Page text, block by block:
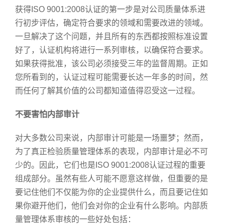
获得ISO 9001:2008认证的第一步是对公司质量体系进
行初步评估，确定符合要求的领域和需要改进的领域。
一旦解决了这个问题，并且所有的东西都按照标准设置
好了，认证机构将进行一系列审核，以确保符合要求。
如果获得批准，该公司必须接受三年的监督周期。正如
您所看到的，认证过程可能需要长达一年多的时间，然
而任何了解其价值的公司都知道值得忍受这一过程。
不要害怕内部审计
对大多数公司来说，内部审计可能是一场噩梦；然而，
为了真正检验质量管理体系的表现，内部审计是必不可
少的。因此，它们也是ISO 9001:2008认证过程的重要
组成部分。虽然有些人可能不愿意这样做，但重要的是
要记住他们不仅能为你的企业提供什么，而且要记住如
果你避开他们，他们会对你的企业有什么影响。内部质
量管理体系审核的一些好处包括：